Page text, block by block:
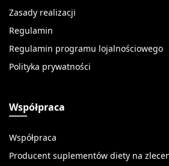
Zasady realizacji
Regulamin
Regulamin programu lojalnościowego
Polityka prywatności
Współpraca
Współpraca
Producent suplementów diety na